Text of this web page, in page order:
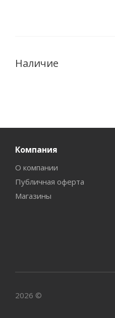
Наличие
Компания
О компании
Публичная оферта
Магазины
2026 ©